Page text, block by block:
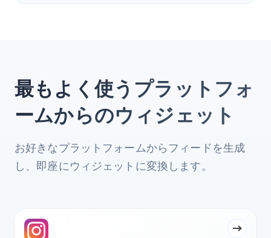
最もよく使うプラットフォ
ームからのウィジェット
お好きなプラットフォームからフィードを生成
し、即座にウィジェットに変換します。